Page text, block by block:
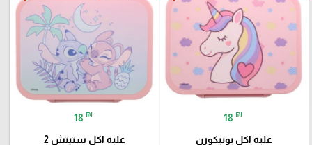
18 ₪
علبة اكل يونيكورن
18 ₪
علبة اكل ستيتش 2